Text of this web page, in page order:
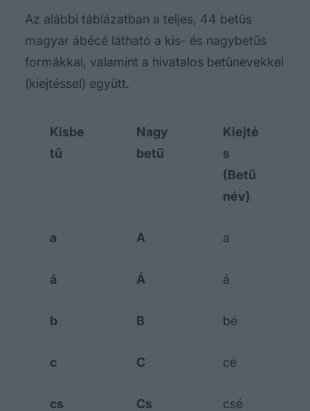
Az alábbi táblázatban a teljes, 44 betűs
magyar ábécé látható a kis- és nagybetűs
formákkal, valamint a hivatalos betűnevekkel
(kiejtéssel) együtt.
Kisbe
tű
Nagy
betű
Kiejté
s
(Betű
név)
a A a
á Á á
b B bé
c C cé
cs Cs csé